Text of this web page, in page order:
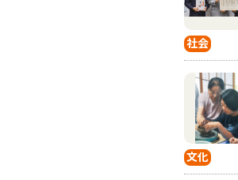
社会
文化